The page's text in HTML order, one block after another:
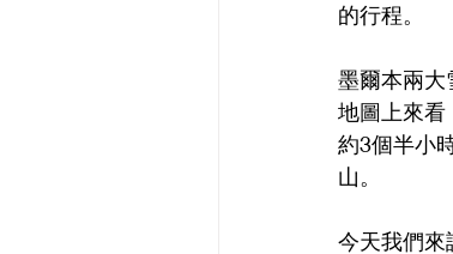
的行程。
墨爾本兩大
地圖上來看
約3個半小
山。
今天我們